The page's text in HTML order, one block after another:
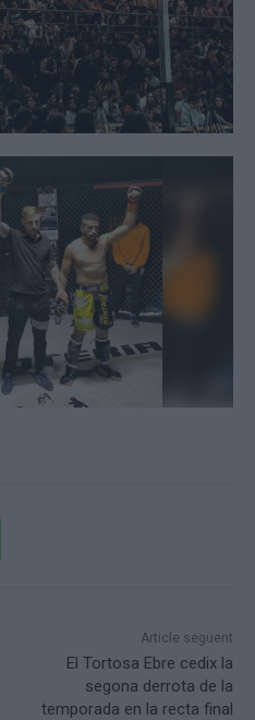
Article següent
El Tortosa Ebre cedix la
segona derrota de la
temporada en la recta final